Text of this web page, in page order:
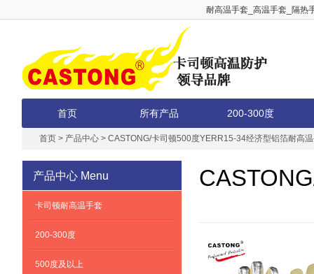
耐高温手套_高温手套_隔热
首页 所有产品 200-300度
首页> 产品中心> CASTONG/卡司顿500度YERR15-34经济型铝箔耐高
产品中心 Menu
卡司顿耐高温手套
200-300度
500度及以上